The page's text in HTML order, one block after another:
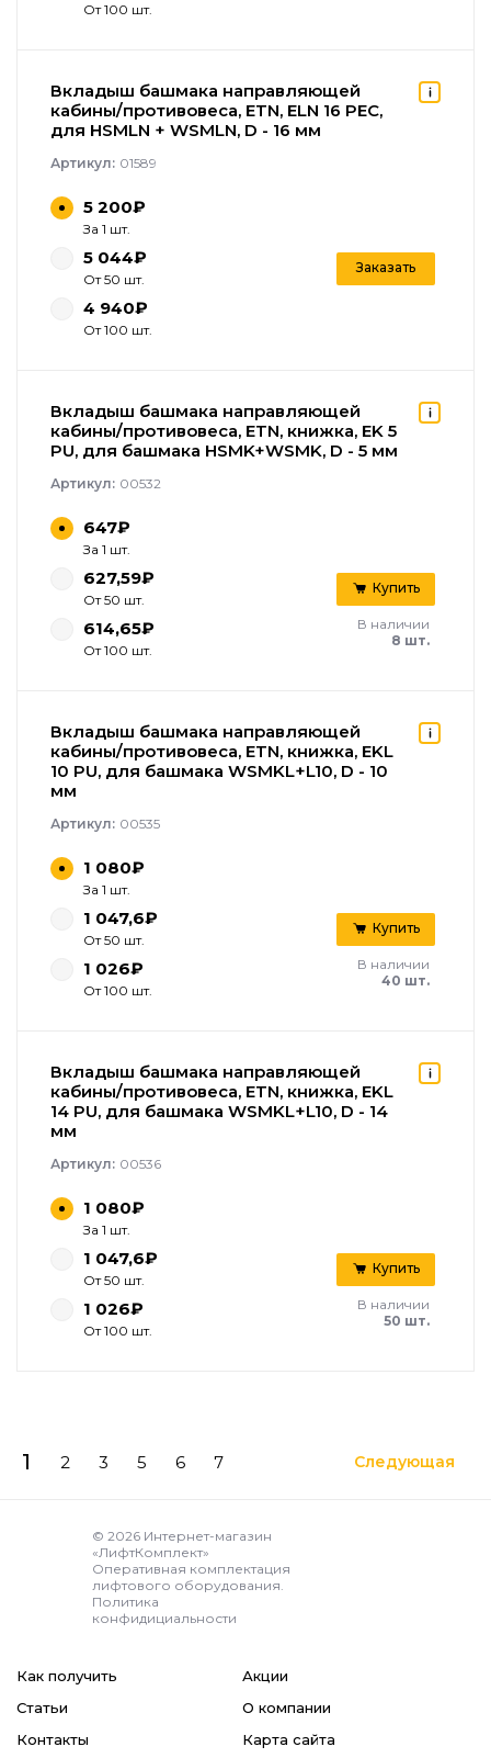
От 100 шт.
Вкладыш башмака направляющей
кабины/противовеса, ETN, ELN 16 PEC,
для HSMLN + WSMLN, D - 16 мм
Артикул: 01589
5 200₽
За 1 шт.
5 044₽
От 50 шт.
4 940₽
От 100 шт.
Заказать
Вкладыш башмака направляющей
кабины/противовеса, ETN, книжка, EK 5
PU, для башмака HSMK+WSMK, D - 5 мм
Артикул: 00532
В наличии
8 шт.
647₽
За 1 шт.
627,59₽
От 50 шт.
614,65₽
От 100 шт.
Купить
Вкладыш башмака направляющей
кабины/противовеса, ETN, книжка, EKL
10 PU, для башмака WSMKL+L10, D - 10
мм
Артикул: 00535
В наличии
40 шт.
1 080₽
За 1 шт.
1 047,6₽
От 50 шт.
1 026₽
От 100 шт.
Купить
Вкладыш башмака направляющей
кабины/противовеса, ETN, книжка, EKL
14 PU, для башмака WSMKL+L10, D - 14
мм
Артикул: 00536
В наличии
50 шт.
1 080₽
За 1 шт.
1 047,6₽
От 50 шт.
1 026₽
От 100 шт.
Купить
1 2 3 5 6 7 Следующая
© 2026 Интернет-магазин
«ЛифтКомплект»
Оперативная комплектация
лифтового оборудования.
Политика
конфидициальности
Как получить
Акции
Статьи
О компании
Контакты
Карта сайта